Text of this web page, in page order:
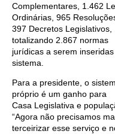
Complementares, 1.462
Ordinárias, 965
397 Decretos Legislativos,
totalizando 2.867 normas
jurídicas a serem
sistema.
Para a presidente, o
próprio é um ganho para
Casa Legislativa e
“Agora não precisamos
terceirizar esse serviço e